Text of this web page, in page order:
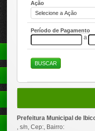
Ação
Período de Pagamento
a
Prefeitura Municipal de
, s/n, Cep:, Bairro: